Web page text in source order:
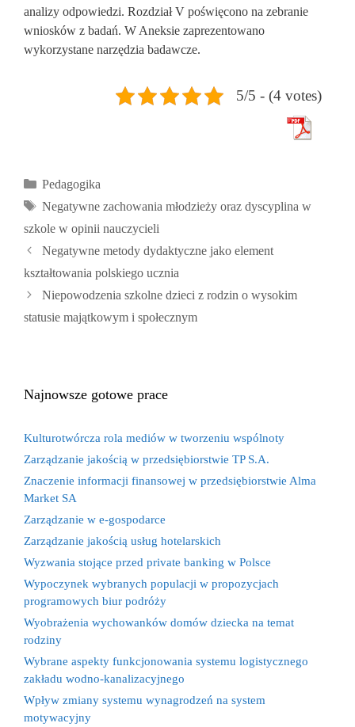
analizy odpowiedzi. Rozdział V poświęcono na zebranie
wniosków z badań. W Aneksie zaprezentowano
wykorzystane narzędzia badawcze.
5/5 - (4 votes)
Kategorie
Pedagogika
Tagi
Negatywne zachowania młodzieży oraz dyscyplina w
szkole w opinii nauczycieli
Negatywne metody dydaktyczne jako element
kształtowania polskiego ucznia
Niepowodzenia szkolne dzieci z rodzin o wysokim
statusie majątkowym i społecznym
Najnowsze gotowe prace
Kulturotwórcza rola mediów w tworzeniu wspólnoty
Zarządzanie jakością w przedsiębiorstwie TP S.A.
Znaczenie informacji finansowej w przedsiębiorstwie Alma
Market SA
Zarządzanie w e-gospodarce
Zarządzanie jakością usług hotelarskich
Wyzwania stojące przed private banking w Polsce
Wypoczynek wybranych populacji w propozycjach
programowych biur podróży
Wyobrażenia wychowanków domów dziecka na temat
rodziny
Wybrane aspekty funkcjonowania systemu logistycznego
zakładu wodno-kanalizacyjnego
Wpływ zmiany systemu wynagrodzeń na system
motywacyjny